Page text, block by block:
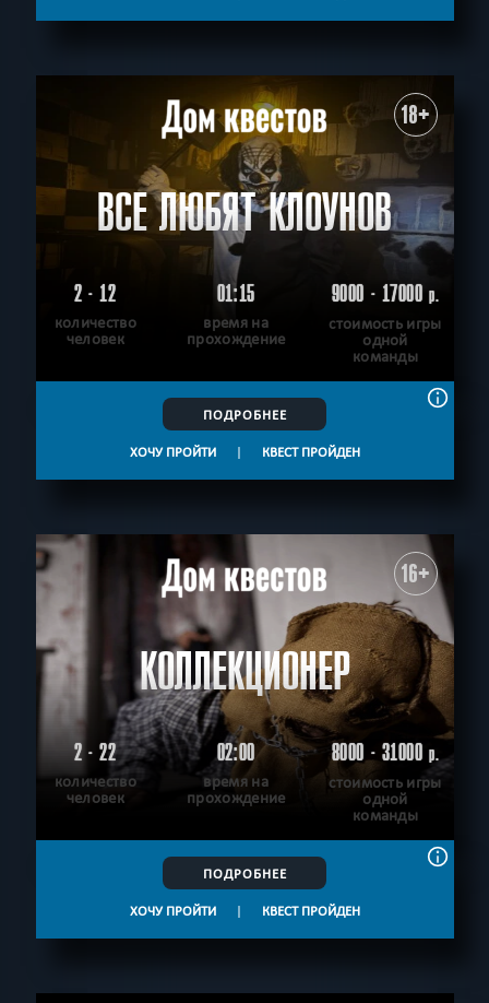
С аниматором
Приключения
18+
ВСЕ ЛЮБЯТ КЛОУНОВ
2 - 12
количество
человек
01:15
время на
прохождение
9000 - 17000р.
стоимость игры
одной
команды
ПОДРОБНЕЕ
ХОЧУ ПРОЙТИ | КВЕСТ ПРОЙДЕН
16+
КОЛЛЕКЦИОНЕР
2 - 22
количество
человек
02:00
время на
прохождение
8000 - 31000р.
стоимость игры
одной
команды
ПОДРОБНЕЕ
ХОЧУ ПРОЙТИ | КВЕСТ ПРОЙДЕН